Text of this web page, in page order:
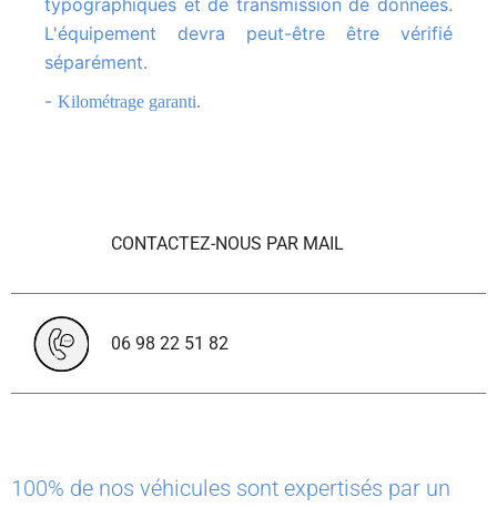
typographiques et de transmission de données.
L'équipement devra peut-être être vérifié
séparément.
Kilométrage garanti.
CONTACTEZ-NOUS PAR MAIL
06 98 22 51 82
100% de nos véhicules sont expertisés par un